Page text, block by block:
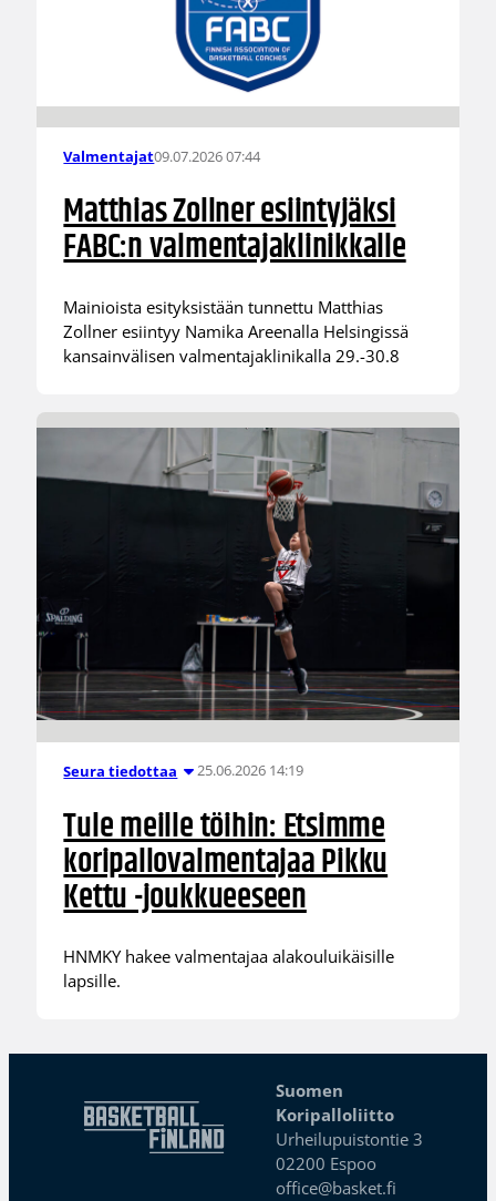
Valmentajat09.07.2026 07:44
Matthias Zollner esiintyjäksi
FABC:n valmentajaklinikkalle
Mainioista esityksistään tunnettu Matthias
Zollner esiintyy Namika Areenalla Helsingissä
kansainvälisen valmentajaklinikalla 29.-30.8
Seura tiedottaa 25.06.2026 14:19
Tule meille töihin: Etsimme
koripallovalmentajaa Pikku
Kettu -joukkueeseen
HNMKY hakee valmentajaa alakouluikäisille
lapsille.
Suomen
Koripalloliitto
Urheilupuistontie 3
02200 Espoo
office@basket.fi